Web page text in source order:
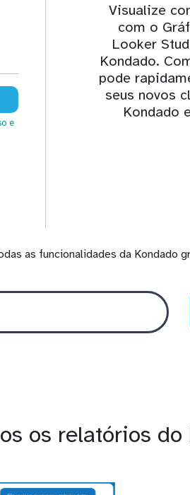
e
Visualize
com o
Looker
Kondado.
pode
seus novos
Kondado
as funcionalidades da Kondado
os relatórios